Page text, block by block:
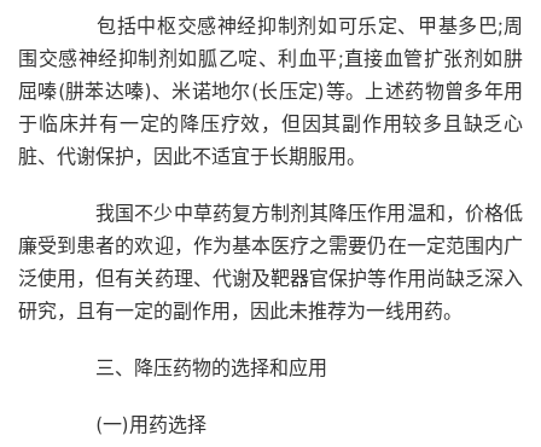
包括中枢交感神经抑制剂如可乐定、甲基多巴;周
围交感神经抑制剂如胍乙啶、利血平;直接血管扩张剂如肼
屈嗪(肼苯达嗪)、米诺地尔(长压定)等。上述药物曾多年用
于临床并有一定的降压疗效，但因其副作用较多且缺乏心
脏、代谢保护，因此不适宜于长期服用。
我国不少中草药复方制剂其降压作用温和，价格低
廉受到患者的欢迎，作为基本医疗之需要仍在一定范围内广
泛使用，但有关药理、代谢及靶器官保护等作用尚缺乏深入
研究，且有一定的副作用，因此未推荐为一线用药。
三、降压药物的选择和应用
(一)用药选择